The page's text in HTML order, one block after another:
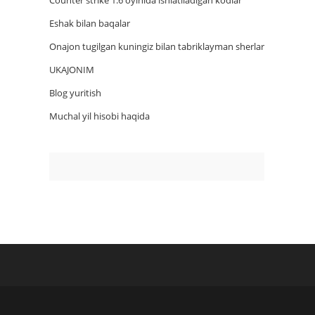
Eshak bilan baqalar
Onajon tugilgan kuningiz bilan tabriklayman sherlar
UKAJONIM
Blog yuritish
Muchal yil hisobi haqida